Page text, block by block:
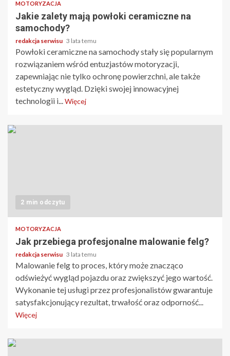
MOTORYZACJA
Jakie zalety mają powłoki ceramiczne na
samochody?
redakcja serwisu 3 lata temu
Powłoki ceramiczne na samochody stały się popularnym
rozwiązaniem wśród entuzjastów motoryzacji,
zapewniając nie tylko ochronę powierzchni, ale także
estetyczny wygląd. Dzięki swojej innowacyjnej
technologii i...Więcej
2 min odczytu
MOTORYZACJA
Jak przebiega profesjonalne malowanie felg?
redakcja serwisu 3 lata temu
Malowanie felg to proces, który może znacząco
odświeżyć wygląd pojazdu oraz zwiększyć jego wartość.
Wykonanie tej usługi przez profesjonalistów gwarantuje
satysfakcjonujący rezultat, trwałość oraz odporność...
Więcej